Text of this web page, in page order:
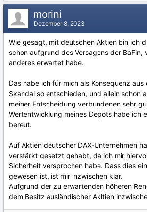
morini
Dezember 8, 2023
Wie gesagt, mit deutschen Aktien bin ich
schon aufgrund des Versagens der BaFin,
anderes erwartet habe.
Das habe ich für mich als Konsequenz
Skandal so entschieden, und allein schon
meiner Entscheidung verbundenen sehr
Wertentwicklung meines Depots habe ich
bereut.
Auf Aktien deutscher DAX-Unternehmen
verstärkt gesetzt gehabt, da ich mir
Sicherheit versprochen habe. Dass dies
gewesen ist, ist mir inzwischen klar.
Aufgrund der zu erwartenden höheren
dem Besitz ausländischer Akltien